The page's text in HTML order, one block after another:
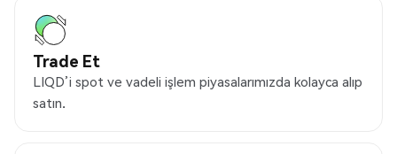
Trade Et
LIQD’i spot ve vadeli işlem piyasalarımızda kolayca alıp
satın.